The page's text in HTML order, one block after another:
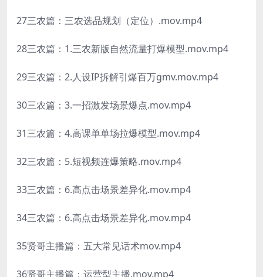
27三农篇：三农选品规划（定位）.mov.mp4
28三农篇：1.三农新版自然流量打爆模型.mov.mp4
29三农篇：2.人设IP拆解引爆百万gmv.mov.mp4
30三农篇：3.一招激发场景爆点.mov.mp4
31三农篇：4.高课单单场拉爆模型.mov.mp4
32三农篇：5.短视频连爆策略.mov.mp4
33三农篇：6.高点击场景差异化.mov.mp4
34三农篇：6.高点击场景差异化.mov.mp4
35贤哥主播篇：五大常见话术mov.mp4
36贤哥主播篇：运营型主播.mov.mp4